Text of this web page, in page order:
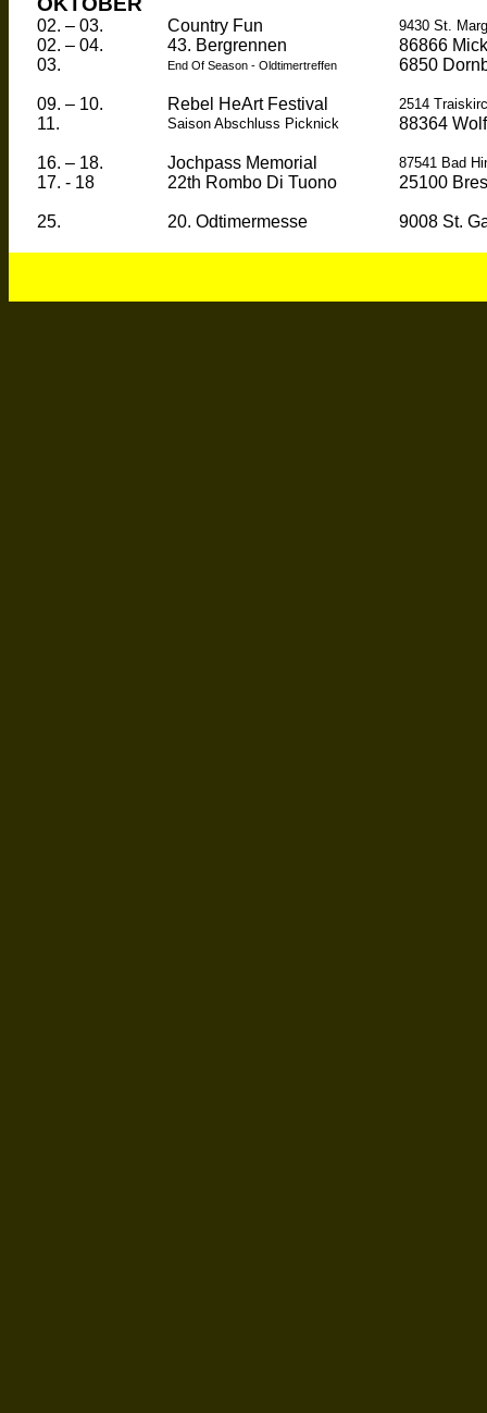
02. – 03. Country Fun 9430 St.
02. – 04. 43. Bergrennen 86866
03.
End Of Season -Oldtimertreffen 6850
09. – 10. Rebel HeArtFestival 2514
11. Saison Abschluss Picknick 88364
16. – 18. Jochpass Memorial 87541 Bad
17. - 18 22th Rombo DiTuono 25100
25. 20.Odtimermesse 9008 St.